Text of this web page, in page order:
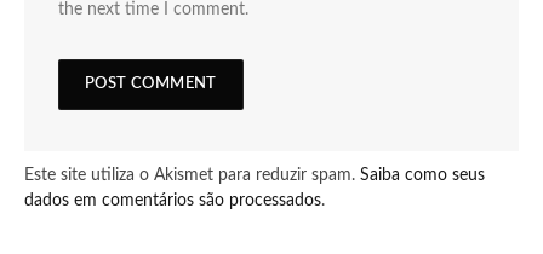
the next time I comment.
Este site utiliza o Akismet para reduzir spam. Saiba como seus
dados em comentários são processados.